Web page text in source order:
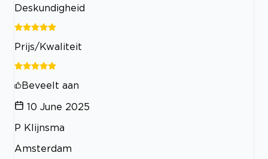
Deskundigheid
Prijs/Kwaliteit
Beveelt aan
10 June 2025
P Klijnsma
Amsterdam